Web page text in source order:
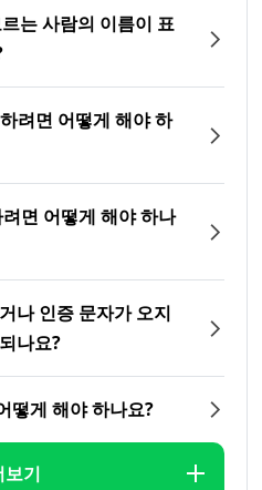
는 사람의 이름이 표
려면 어떻게 해야 하
면 어떻게 해야 하나
나 인증 문자가 오지
나요?
떻게 해야 하나요?
보기